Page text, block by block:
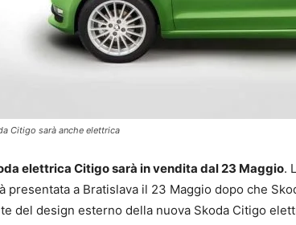
Citigo sarà anche elettrica
elettrica Citigo sarà in vendita dal 23 Maggio.
presentata a Bratislava il 23 Maggio dopo che
del design esterno della nuova Skoda Citigo